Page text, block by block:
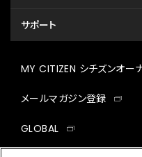
サポート
MY CITIZEN シチズンオー
メールマガジン登録
GLOBAL